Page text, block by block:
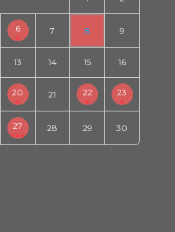
6 7 8 9
13 14 15 16
20 21 22 23
27 28 29 30